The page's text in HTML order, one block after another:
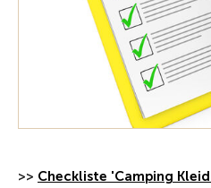
>> Checkliste 'Camping